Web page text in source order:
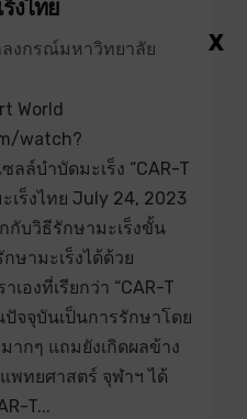
งไทย
ลงกรณ์มหาวิทยาลัย
World
watch?
ลล์บำบัดมะเร็ง “CAR-T
เร็งไทย July 24, 2023
กับวิธีรักษามะเร็งขั้น
ษามะเร็งได้ด้วย
เองที่เรียกว่า “CAR-T
จจุบันเป็นการรักษาโดย
ากๆ แถมยังเกิดผลข้าง
พทยศาสตร์ จุฬาฯ ได้
T...
X